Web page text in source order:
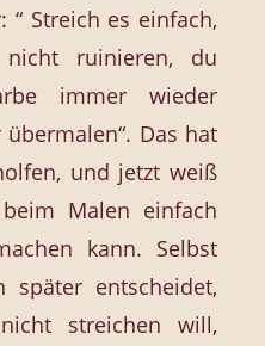
“ Streich es einfach,
ruinieren, du
immer wieder
Das hat
und jetzt weiß
Malen einfach
kann. Selbst
entscheidet,
streichen will,